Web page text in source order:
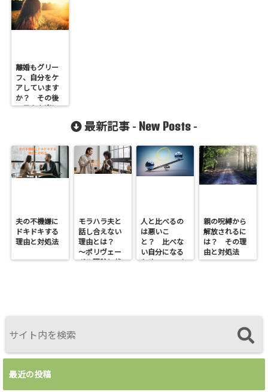
離婚もグリー
フ、自分をケ
アしています
か？ その後
の日々を楽に
最新記事 - New Posts -
夫の不機嫌に
ドキドキする
理由と対処法
モラハラ夫と
話し合えない
理由とは？
～ポリヴェー
ガル理論と状
人と比べるの
は悪いこ
と？ 比べな
い自分になる
ための5つのヒ
親の呪縛から
解放されるに
は？ その理
由と対処法
最近の投稿